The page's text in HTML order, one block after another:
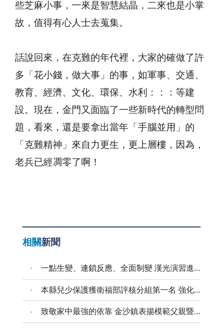
些芝麻小事，一來是智慧結晶，二來也是小掌
故，值得有心人士去蒐集。
話說回來，在克難的年代裡，大家的確做了許
多「花小錢，做大事」的事，如軍事、交通、
教育、經濟、文化、環保、水利：：：等建
設。現在，金門又面臨了一些新時代的轉型問
題，看來，還是要拿出當年「手腦並用」的
「克難精神」來自力更生，更上層樓，因為，
老兵已經凋零了啊！
相關新聞
一點生變、連鎖反應、全面制變 漢光演習進行防護射擊
本縣兒少保護獲衛福部評核分組第一名 強化預防與跨域合作 建構兒少安全成長環境
致敬家中最強的依靠 金沙鎮表揚模範父親暨新好爸爸